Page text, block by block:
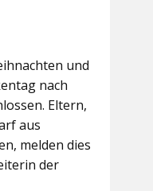
und
nach
Eltern,
aus
melden dies
der